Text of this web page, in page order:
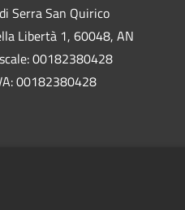
Serra San Quirico
Libertà 1, 60048, AN
00182380428
00182380428